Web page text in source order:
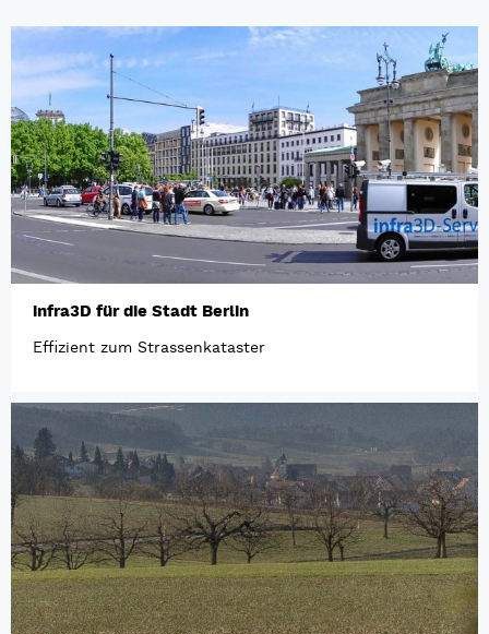
infra3D für die Stadt Berlin
Effizient zum Strassenkataster